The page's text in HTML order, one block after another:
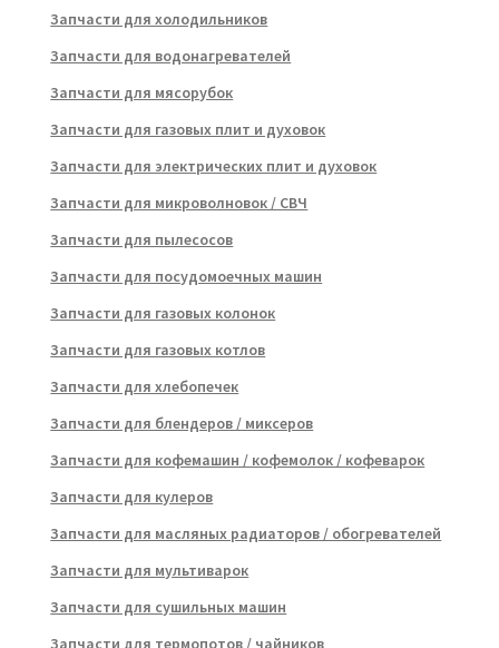
Запчасти для холодильников
Запчасти для водонагревателей
Запчасти для мясорубок
Запчасти для газовых плит и духовок
Запчасти для электрических плит и духовок
Запчасти для микроволновок / СВЧ
Запчасти для пылесосов
Запчасти для посудомоечных машин
Запчасти для газовых колонок
Запчасти для газовых котлов
Запчасти для хлебопечек
Запчасти для блендеров / миксеров
Запчасти для кофемашин / кофемолок / кофеварок
Запчасти для кулеров
Запчасти для масляных радиаторов / обогревателей
Запчасти для мультиварок
Запчасти для сушильных машин
Запчасти для термопотов / чайников